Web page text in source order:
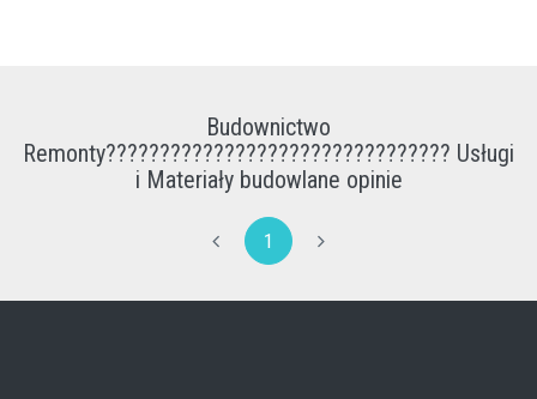
Budownictwo
Remonty????????????????????????????????️ Usługi
i Materiały budowlane opinie
1